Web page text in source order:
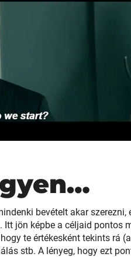
bevételt akar szerezni,
jön képbe a céljaid pontos
te értékesként tekints rá
stb. A lényeg, hogy ezt